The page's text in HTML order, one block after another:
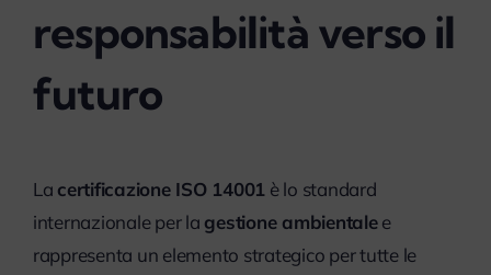
responsabilità verso il
futuro
La certificazione ISO 14001 è lo standard
internazionale per la gestione ambientalee
rappresenta un elemento strategico per tutte le